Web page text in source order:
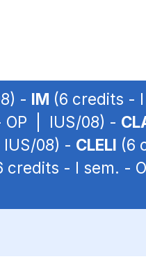
- IM (6 credits -
OP | IUS/08) -
08) - CLELI (6
credits - I sem. -